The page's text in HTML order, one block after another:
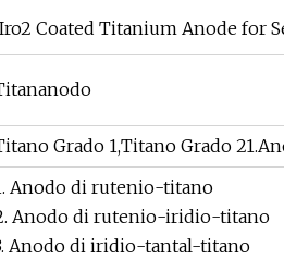
Grado 1,Titano Grado
Anodo di rutenio-titano
Anodo di rutenio-iridio-titano
Anodo di iridio-tantal-titano